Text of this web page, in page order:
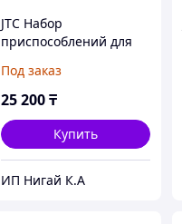
JTC Набор
приспособлений для
(NISSAN MR20DD 2.0)
JTC
Под заказ
25 200₸
Купить
ИП Нигай К.А